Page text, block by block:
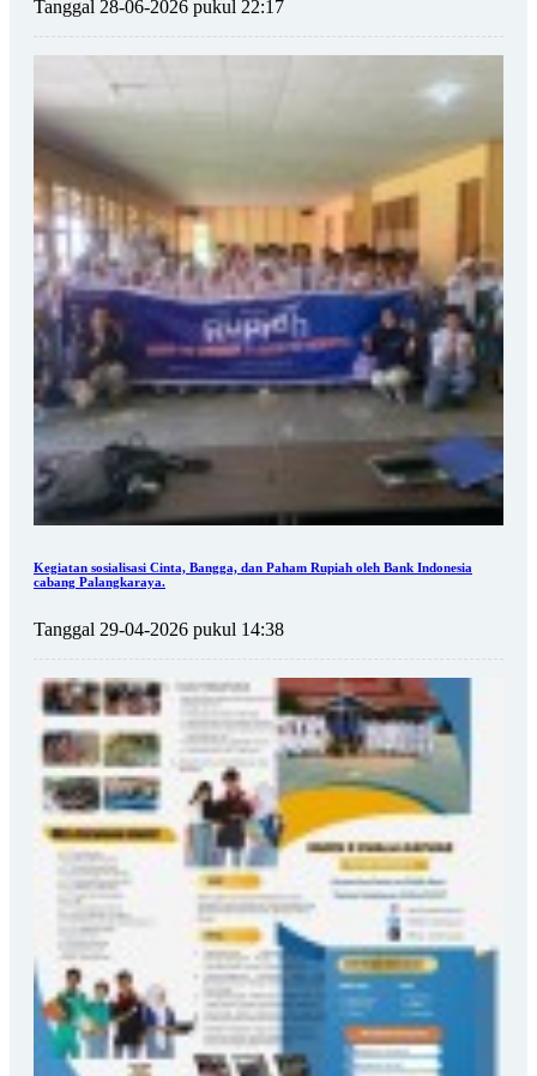
Tanggal 28-06-2026 pukul 22:17
Kegiatan sosialisasi Cinta, Bangga, dan Paham Rupiah oleh Bank Indonesia
cabang Palangkaraya.
Tanggal 29-04-2026 pukul 14:38